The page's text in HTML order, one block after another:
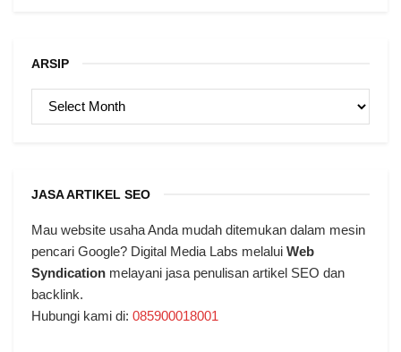
ARSIP
ARSIP
JASA ARTIKEL SEO
Mau website usaha Anda mudah ditemukan dalam mesin
pencari Google? Digital Media Labs melalui Web
Syndication melayani jasa penulisan artikel SEO dan
backlink.
Hubungi kami di: 085900018001